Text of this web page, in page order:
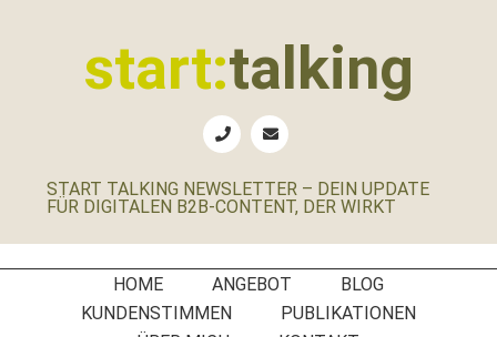
start:talking
B2B-
Social
Media
Manager
START TALKING NEWSLETTER – DEIN UPDATE
FÜR DIGITALEN B2B-CONTENT, DER WIRKT
HOME ANGEBOT
BLOG
KUNDENSTIMMEN
PUBLIKATIONEN